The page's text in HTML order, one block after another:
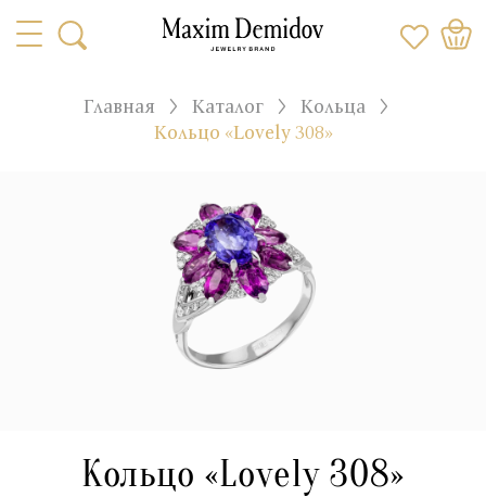
Главная Каталог
Кольца
Кольцо «Lovely 308»
Кольцо «Lovely 308»